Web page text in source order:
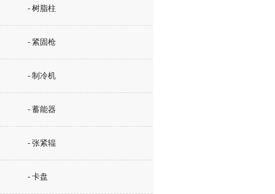
- 树脂柱
- 紧固枪
- 制冷机
- 蓄能器
- 张紧辊
- 卡盘